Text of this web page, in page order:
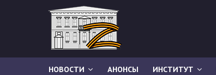
НОВОСТИ АНОНСЫ ИНСТИТУТ